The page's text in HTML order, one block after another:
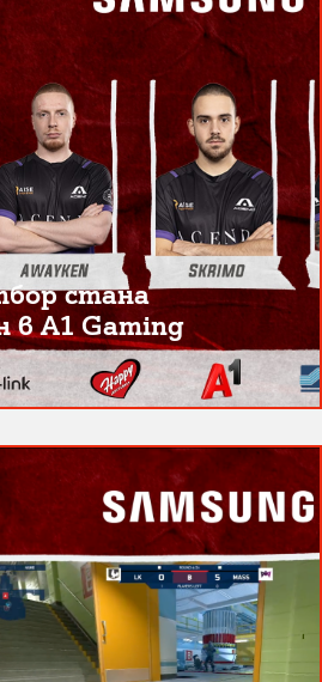
стана
в A1 Gaming